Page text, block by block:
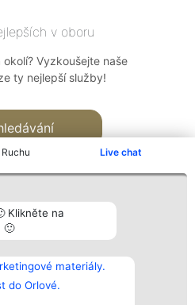
Live chat
Klikněte na
🙂
materiály.
do Orlové.
v oboru
Vyzkoušejte naše
ty nejlepší služby!
všech
Kontakt